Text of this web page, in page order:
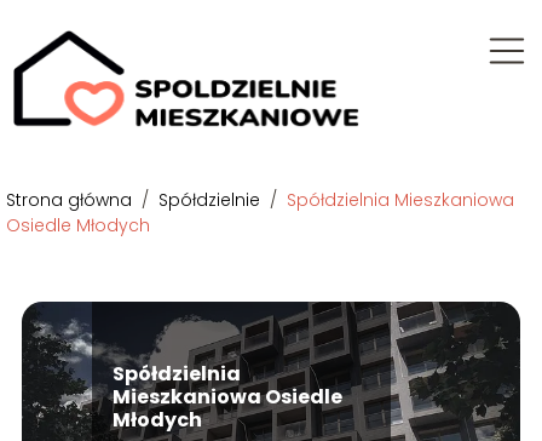
Strona główna / Spółdzielnie / Spółdzielnia Mieszkaniowa
Osiedle Młodych
Spółdzielnia
Mieszkaniowa Osiedle
Młodych